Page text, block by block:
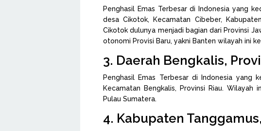
Penghasil Emas Terbesar di Indonesia yang
desa Cikotok, Kecamatan Cibeber,
Cikotok dulunya menjadi bagian dari Provinsi
otonomi Provisi Baru, yakni Banten wilayah ini
3. Daerah Bengkalis,
Penghasil Emas Terbesar di Indonesia yang
Kecamatan Bengkalis, Provinsi Riau.
Pulau Sumatera.
4. Kabupaten